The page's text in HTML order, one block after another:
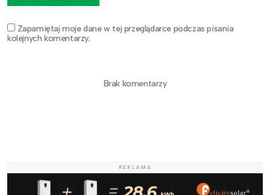
Zapamiętaj moje dane w tej przeglądarce podczas pisania
kolejnych komentarzy.
Brak komentarzy
REKLAMA